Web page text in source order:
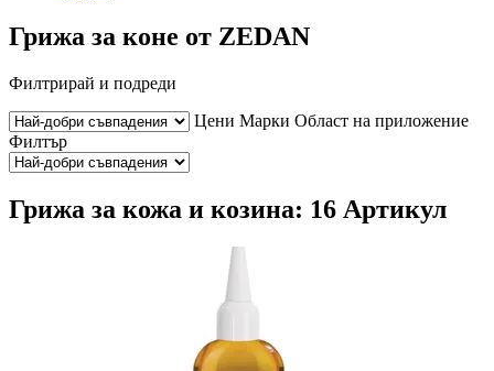
Грижа за коне от ZEDAN
Филтрирай и подреди
Цени Марки Област на приложение
Филтър
Грижа за кожа и козина: 16 Артикул